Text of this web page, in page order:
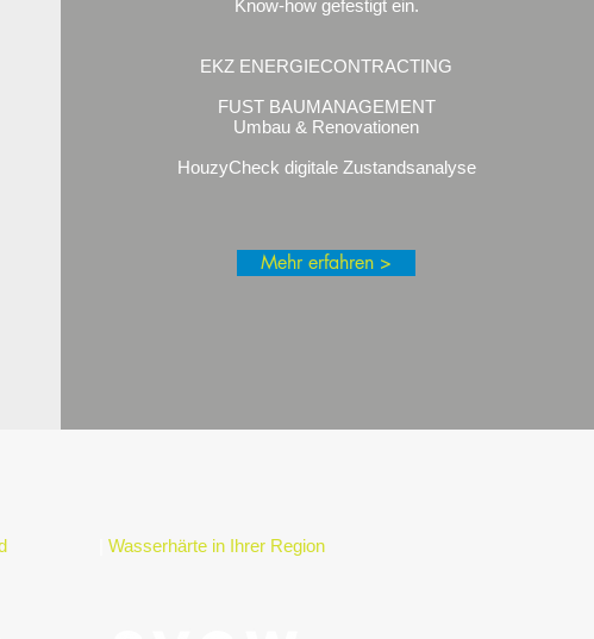
Know-how gefestigt ein.
EKZ ENERGIECONTRACTING
FUST BAUMANAGEMENT
Umbau & Renovationen
HouzyCheck digitale Zustandsanalyse
Mehr erfahren >
Wasserhärte in Ihrer Region